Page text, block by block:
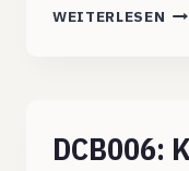
WEITERLESEN
DCB006: